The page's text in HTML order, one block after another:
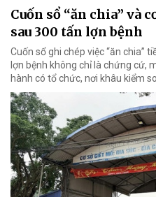
Cuốn sổ “ăn chia” và
sau 300 tấn lợn bệnh
Cuốn sổ ghi chép việc “ăn chia”
lợn bệnh không chỉ là chứng cứ,
hành có tổ chức, nơi khâu kiểm